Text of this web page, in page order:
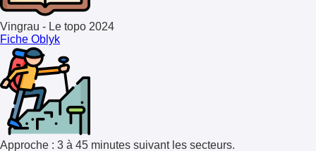
Vingrau - Le topo 2024
Fiche Oblyk
Approche : 3 à 45 minutes suivant les secteurs.